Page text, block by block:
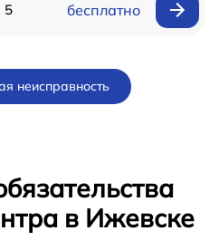
5 бесплатно
неисправность
в Ижевске